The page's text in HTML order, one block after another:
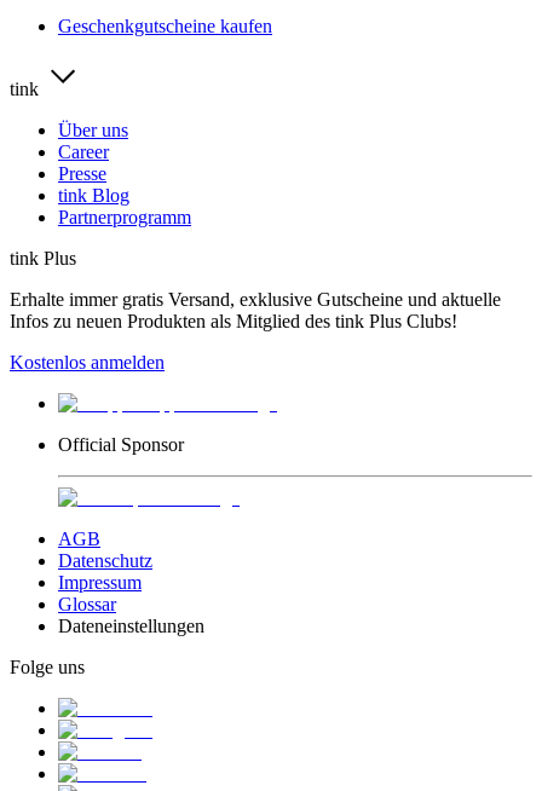
Geschenkgutscheine kaufen
tink
Über uns
Career
Presse
tink Blog
Partnerprogramm
tink Plus
Erhalte immer gratis Versand, exklusive Gutscheine und aktuelle
Infos zu neuen Produkten als Mitglied des tink Plus Clubs!
Kostenlos anmelden
Official Sponsor
AGB
Datenschutz
Impressum
Glossar
Dateneinstellungen
Folge uns